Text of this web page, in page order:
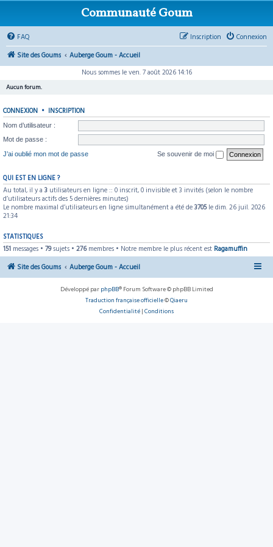
Communauté Goum
FAQ Connexion
Inscription
Site des Goums
Auberge Goum - Accueil
Nous sommes le ven. 7 août 2026 14:16
Aucun forum.
CONNEXION • INSCRIPTION
Nom d’utilisateur :
Mot de passe :
J’ai oublié mon mot de passe
Se souvenir de moi
QUI EST EN LIGNE ?
Au total, il y a 3 utilisateurs en ligne :: 0 inscrit, 0 invisible et 3 invités (selon le nombre
d’utilisateurs actifs des 5 dernières minutes)
Le nombre maximal d’utilisateurs en ligne simultanément a été de 3705le dim. 26 juil. 2026
21:34
STATISTIQUES
151 messages • 79sujets • 276membres • Notre membre le plus récent est Ragamuffin
Site des Goums Auberge Goum - Accueil
Développé par phpBB® Forum Software © phpBB Limited
Traduction française officielle©Qiaeru
Confidentialité | Conditions